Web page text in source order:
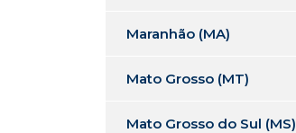
Maranhão (MA)
Mato Grosso (MT)
Mato Grosso do Sul (MS)